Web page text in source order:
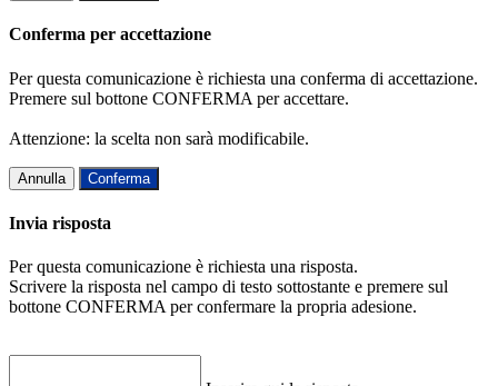
Conferma per accettazione
Per questa comunicazione è richiesta una conferma di accettazione.
Premere sul bottone CONFERMA per accettare.
Attenzione: la scelta non sarà modificabile.
Annulla Conferma
Invia risposta
Per questa comunicazione è richiesta una risposta.
Scrivere la risposta nel campo di testo sottostante e premere sul
bottone CONFERMA per confermare la propria adesione.